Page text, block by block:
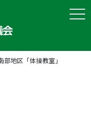
部地区「体操教室」